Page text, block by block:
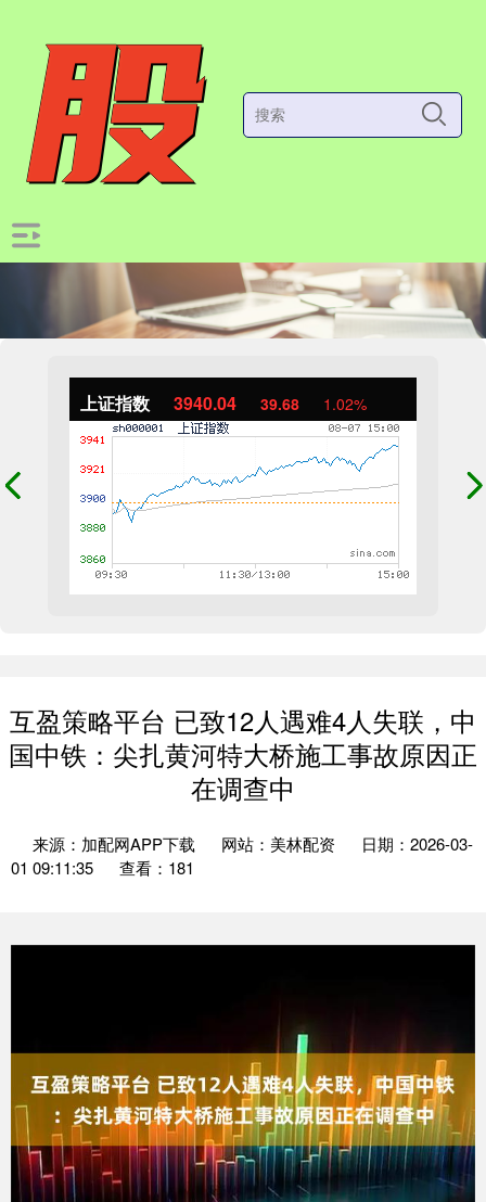
上证指数 3940.04 39.68 1.02%
互盈策略平台 已致12人遇难4人失联，中
国中铁：尖扎黄河特大桥施工事故原因正
在调查中
来源：加配网APP下载 网站：美林配资
日期：2026-03-
01 09:11:35
查看：181